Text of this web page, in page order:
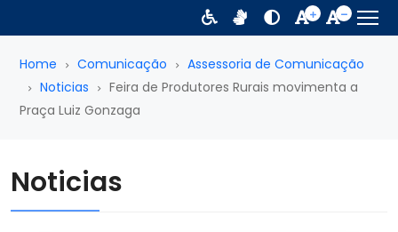
Home Comunicação
Assessoria de Comunicação
Noticias
Feira de Produtores Rurais movimenta a
Praça Luiz Gonzaga
Noticias